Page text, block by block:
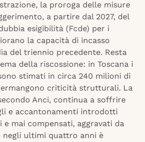
la proroga delle misure
a partire dal 2027, del
esigibilità (Fcde) per i
la capacità di incasso
del triennio precedente. Resta
della riscossione: in Toscana i
stimati in circa 240 milioni di
criticità strutturali. La
Anci, continua a soffrire
e accantonamenti introdotti
e mai compensati, aggravati da
negli ultimi quattro anni è